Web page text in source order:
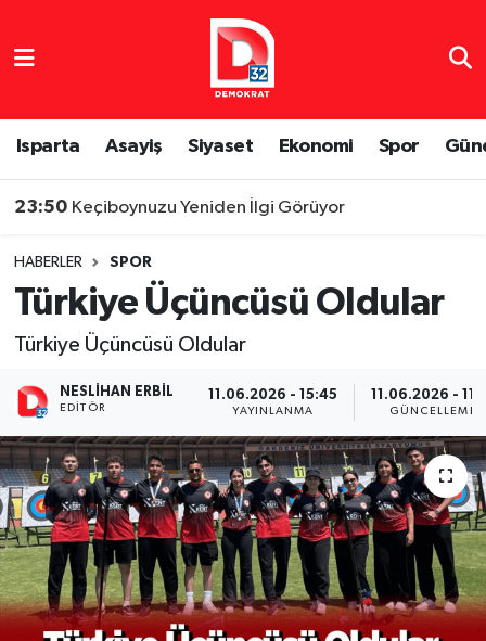
Isparta Asayiş Siyaset Ekonomi Spor
23:50 Keçiboynuzu Yeniden İlgi Görüyor
HABERLER SPOR
Türkiye Üçüncüsü Oldular
Türkiye Üçüncüsü Oldular
NESLIHAN ERBIL
EDITÖR
11.06.2026 - 15:45
YAYINLANMA
11.06.2026 -
GÜNCELLEME
Isparta Nöbetçi Eczaneler
Isparta Hava Durumu
Süper Lig Puan Durumu ve Fikstür
Tüm Manşetler
Son Dakika Haberleri
Haber Arşivi